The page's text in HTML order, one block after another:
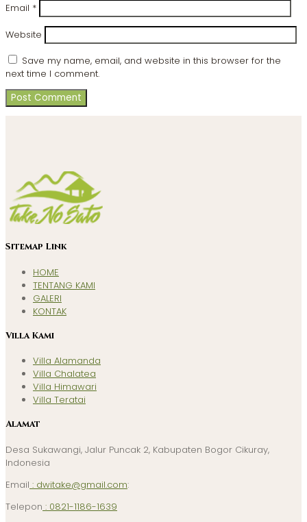
Email *
Website
Save my name, email, and website in this browser for the
next time I comment.
Sitemap Link
HOME
TENTANG KAMI
GALERI
KONTAK
Villa Kami
Villa Alamanda
Villa Chalatea
Villa Himawari
Villa Teratai
Alamat
Desa Sukawangi, Jalur Puncak 2, Kabupaten Bogor Cikuray,
Indonesia
Email : dwitake@gmail.com:
Telepon : 0821-1186-1639